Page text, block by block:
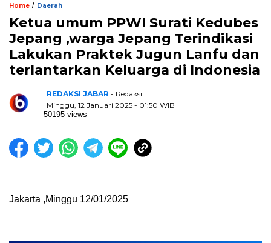
Home / Daerah
Ketua umum PPWI Surati Kedubes
Jepang ,warga Jepang Terindikasi
Lakukan Praktek Jugun Lanfu dan
terlantarkan Keluarga di Indonesia
REDAKSI JABAR - Redaksi
Minggu, 12 Januari 2025 - 01:50 WIB
50195 views
Jakarta ,Minggu 12/01/2025